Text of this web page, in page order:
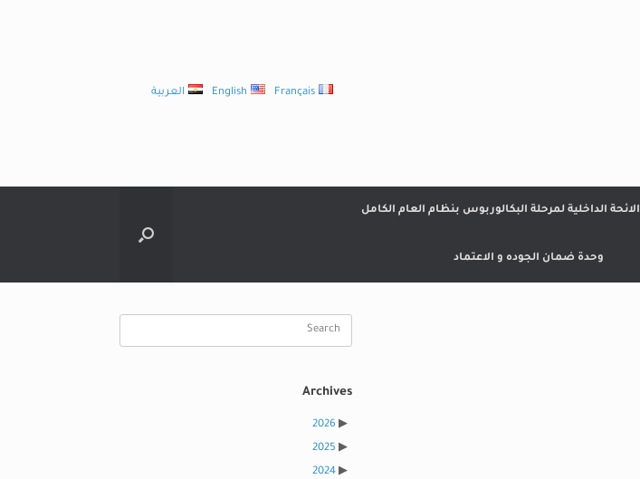
العربية English Français
الائحة الداخلية لمرحلة البكالوربوس بنظام العام الكامل
وحدة ضمان الجوده و الاعتماد
Search
Archives
2026
2025
2024